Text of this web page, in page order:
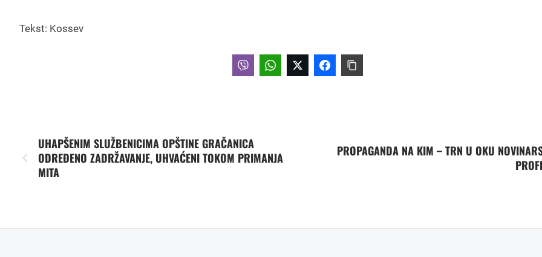
Tekst: Kossev
UHAPŠENIM SLUŽBENICIMA OPŠTINE GRAČANICA
ODREĐENO ZADRŽAVANJE, UHVAĆENI TOKOM PRIMANJA
MITA
PROPAGANDA NA KIM – TRN U OKU